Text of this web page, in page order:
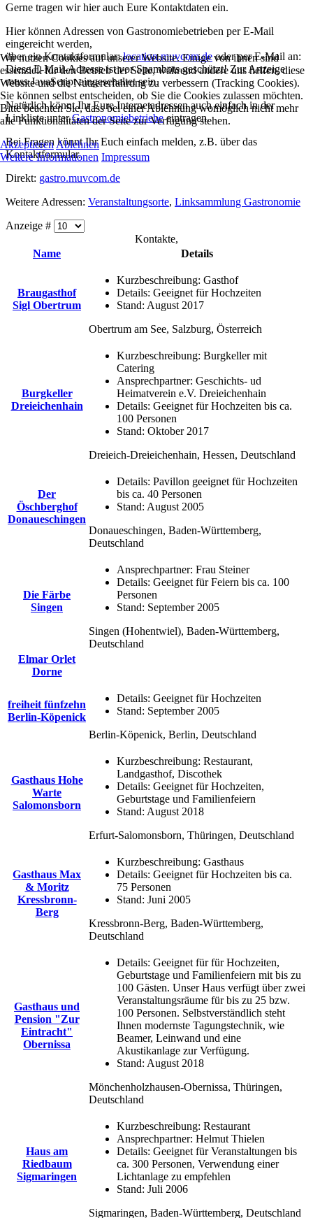
Gerne tragen wir hier auch Eure Kontaktdaten ein.
Hier können Adressen von Gastronomiebetrieben per E-Mail
eingereicht werden,
über ein Kontaktformular:location.muvcom.deoder per E-Mail an:
Diese E-Mail-Adresse ist vor Spambots geschützt! Zur Anzeige
muss JavaScript eingeschaltet sein.
Natürlich könnt Ihr Eure Internetadressen auch einfach in der
Linkliste unterGastronomiebetriebeeintragen.
Bei Fragen könnt Ihr Euch einfach melden, z.B. über das
Kontaktformular.
Direkt: gastro.muvcom.de
Weitere Adressen: Veranstaltungsorte, Linksammlung Gastronomie
Anzeige #
Kontakte,
Name
Details
Braugasthof
Sigl Obertrum
Kurzbeschreibung: Gasthof
Details: Geeignet für Hochzeiten
Stand: August 2017
Obertrum am See, Salzburg, Österreich
Burgkeller
Dreieichenhain
Kurzbeschreibung: Burgkeller mit
Catering
Ansprechpartner: Geschichts- ud
Heimatverein e.V. Dreieichenhain
Details: Geeignet für Hochzeiten bis ca.
100 Personen
Stand: Oktober 2017
Dreieich-Dreieichenhain, Hessen, Deutschland
Der
Öschberghof
Donaueschingen
Details: Pavillon geeignet für Hochzeiten
bis ca. 40 Personen
Stand: August 2005
Donaueschingen, Baden-Württemberg,
Deutschland
Die Färbe
Singen
Ansprechpartner: Frau Steiner
Details: Geeignet für Feiern bis ca. 100
Personen
Stand: September 2005
Singen (Hohentwiel), Baden-Württemberg,
Deutschland
Elmar Orlet
Dorne
freiheit fünfzehn
Berlin-Köpenick
Details: Geeignet für Hochzeiten
Stand: September 2005
Berlin-Köpenick, Berlin, Deutschland
Gasthaus Hohe
Warte
Salomonsborn
Kurzbeschreibung: Restaurant,
Landgasthof, Discothek
Details: Geeignet für Hochzeiten,
Geburtstage und Familienfeiern
Stand: August 2018
Erfurt-Salomonsborn, Thüringen, Deutschland
Gasthaus Max
& Moritz
Kressbronn-
Berg
Kurzbeschreibung: Gasthaus
Details: Geeignet für Hochzeiten bis ca.
75 Personen
Stand: Juni 2005
Kressbronn-Berg, Baden-Württemberg,
Deutschland
Gasthaus und
Pension "Zur
Eintracht"
Obernissa
Details: Geeignet für für Hochzeiten,
Geburtstage und Familienfeiern mit bis zu
100 Gästen. Unser Haus verfügt über zwei
Veranstaltungsräume für bis zu 25 bzw.
100 Personen. Selbstverständlich steht
Ihnen modernste Tagungstechnik, wie
Beamer, Leinwand und eine
Akustikanlage zur Verfügung.
Stand: August 2018
Mönchenholzhausen-Obernissa, Thüringen,
Deutschland
Haus am
Riedbaum
Sigmaringen
Kurzbeschreibung: Restaurant
Ansprechpartner: Helmut Thielen
Details: Geeignet für Veranstaltungen bis
ca. 300 Personen, Verwendung einer
Lichtanlage zu empfehlen
Stand: Juli 2006
Sigmaringen, Baden-Württemberg, Deutschland
Wir nutzen Cookies auf unserer Website. Einige von ihnen sind
essenziell für den Betrieb der Seite, während andere uns helfen, diese
Website und die Nutzererfahrung zu verbessern (Tracking Cookies).
Sie können selbst entscheiden, ob Sie die Cookies zulassen möchten.
Bitte beachten Sie, dass bei einer Ablehnung womöglich nicht mehr
alle Funktionalitäten der Seite zur Verfügung stehen.
Akzeptieren Ablehnen
Weitere Informationen Impressum